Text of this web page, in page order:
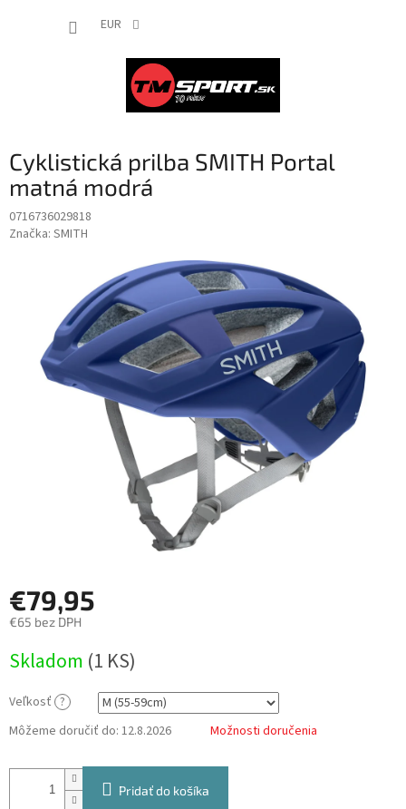
EUR
Cyklistická prilba SMITH Portal
matná modrá
0716736029818
Značka: SMITH
€79,95
€65 bez DPH
cena:
Skladom (1 KS)
Veľkosť ?
Môžeme doručiť do: 12.8.2026 Možnosti doručenia
Pridať do košíka